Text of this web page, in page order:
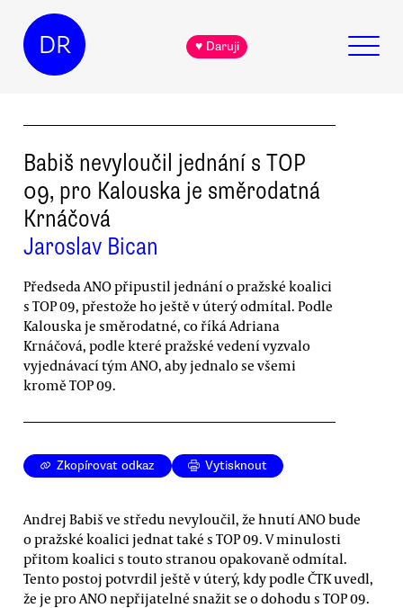
DR ♥ Daruji
Babiš nevyloučil jednání s TOP
09, pro Kalouska je směrodatná
Krnáčová
Jaroslav Bican
Předseda ANO připustil jednání o pražské koalici
s TOP 09, přestože ho ještě v úterý odmítal. Podle
Kalouska je směrodatné, co říká Adriana
Krnáčová, podle které pražské vedení vyzvalo
vyjednávací tým ANO, aby jednalo se všemi
kromě TOP 09.
Zkopírovat odkaz Vytisknout
Andrej Babiš ve středu nevyloučil, že hnutí ANO bude
o pražské koalici jednat také s TOP 09. V minulosti
přitom koalici s touto stranou opakovaně odmítal.
Tento postoj potvrdil ještě v úterý, kdy podle ČTK uvedl,
že je pro ANO nepřijatelné snažit se o dohodu s TOP 09.